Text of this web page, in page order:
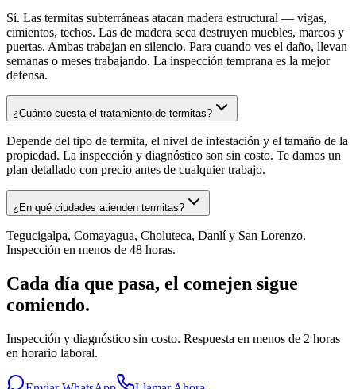
Sí. Las termitas subterráneas atacan madera estructural — vigas,
cimientos, techos. Las de madera seca destruyen muebles, marcos y
puertas. Ambas trabajan en silencio. Para cuando ves el daño, llevan
semanas o meses trabajando. La inspección temprana es la mejor
defensa.
¿Cuánto cuesta el tratamiento de termitas?
Depende del tipo de termita, el nivel de infestación y el tamaño de la
propiedad. La inspección y diagnóstico son sin costo. Te damos un
plan detallado con precio antes de cualquier trabajo.
¿En qué ciudades atienden termitas?
Tegucigalpa, Comayagua, Choluteca, Danlí y San Lorenzo.
Inspección en menos de 48 horas.
Cada día que pasa, el comejen sigue
comiendo.
Inspección y diagnóstico sin costo. Respuesta en menos de 2 horas
en horario laboral.